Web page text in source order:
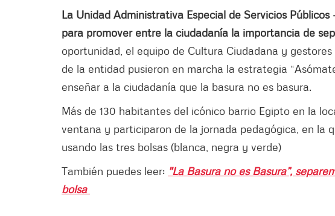
La Unidad Administrativa Especial de Servicios
para promover entre la ciudadanía la importancia de
oportunidad, el equipo de Cultura Ciudadana y
de la entidad pusieron en marcha la estrategia
enseñar a la ciudadanía que la basura no es basura.
Más de 130 habitantes del icónico barrio Egipto en la
ventana y participaron de la jornada pedagógica, en la
usando las tres bolsas (blanca, negra y verde)
También puedes leer: "La Basura no es Basura”,
bolsa